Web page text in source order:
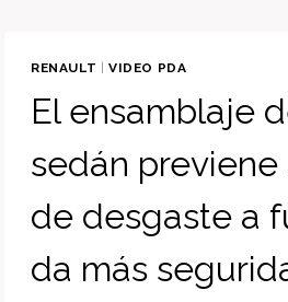
RENAULT VIDEO PDA
El ensamblaje
sedán previene
de desgaste a
da más